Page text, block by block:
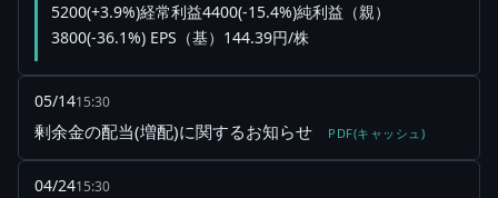
5200(+3.9%)経常利益4400(-15.4%)純利益（親）
3800(-36.1%) EPS（基）144.39円/株
05/1415:30
剰余金の配当(増配)に関するお知らせ PDF(キャッシュ)
04/2415:30